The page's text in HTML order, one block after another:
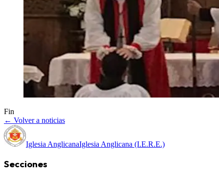
Fin
← Volver a noticias
Iglesia AnglicanaIglesia Anglicana (I.E.R.E.)
Secciones